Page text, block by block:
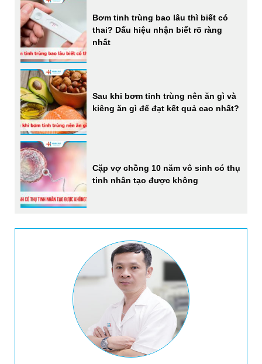
Bơm tinh trùng bao lâu thì biết có
thai? Dấu hiệu nhận biết rõ ràng
nhất
Sau khi bơm tinh trùng nên ăn gì và
kiêng ăn gì để đạt kết quả cao nhất?
Cặp vợ chồng 10 năm vô sinh có thụ
tinh nhân tạo được không